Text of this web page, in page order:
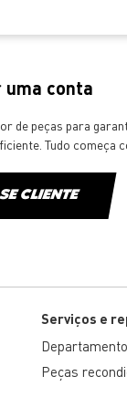
conta
de peças para
Tudo começa
CLIENTE
Serviços e
Peças